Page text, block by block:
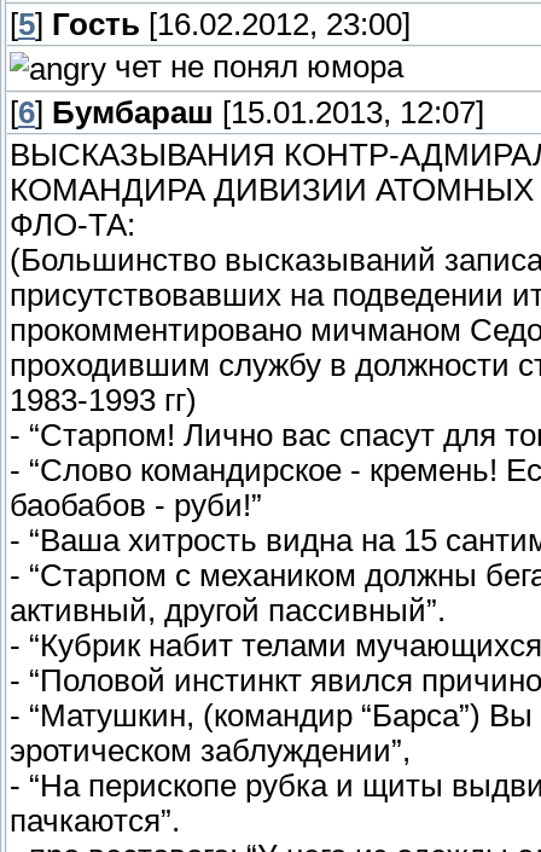
[5] Гость [16.02.2012, 23:00]
чет не понял юмора
[6] Бумбараш [15.01.2013, 12:07]
ВЫСКАЗЫВАНИЯ КОНТР-
КОМАНДИРА ДИВИЗИИ
ФЛО-ТА:
(Большинство высказываний
присутствовавших на подведении
прокомментировано мичманом
проходившим службу в должности
1983-1993 гг)
- “Старпом! Лично вас спасут для
- “Слово командирское - кремень!
баобабов - руби!”
- “Ваша хитрость видна на 15
- “Старпом с механиком должны
активный, другой пассивный”.
- “Кубрик набит телами
- “Половой инстинкт явился
- “Матушкин, (командир “Барса”) Вы
эротическом заблуждении”,
- “На перископе рубка и щиты
пачкаются”.